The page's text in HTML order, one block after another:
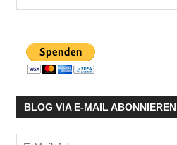
nach:
BLOG VIA E-MAIL ABONNIEREN
E-